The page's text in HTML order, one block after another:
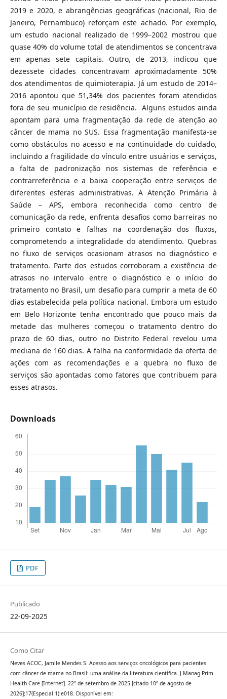
2019 e 2020, e abrangências geográficas (nacional, Rio de
Janeiro, Pernambuco) reforçam este achado. Por exemplo,
um estudo nacional realizado de 1999–2002 mostrou que
quase 40% do volume total de atendimentos se concentrava
em apenas sete capitais. Outro, de 2013, indicou que
dezessete cidades concentravam aproximadamente 50%
dos atendimentos de quimioterapia. Já um estudo de 2014–
2016 apontou que 51,34% dos pacientes foram atendidos
fora de seu município de residência. Alguns estudos ainda
apontam para uma fragmentação da rede de atenção ao
câncer de mama no SUS. Essa fragmentação manifesta-se
como obstáculos no acesso e na continuidade do cuidado,
incluindo a fragilidade do vínculo entre usuários e serviços,
a falta de padronização nos sistemas de referência e
contrarreferência e a baixa cooperação entre serviços de
diferentes esferas administrativas. A Atenção Primária à
Saúde – APS, embora reconhecida como centro de
comunicação da rede, enfrenta desafios como barreiras no
primeiro contato e falhas na coordenação dos fluxos,
comprometendo a integralidade do atendimento. Quebras
no fluxo de serviços ocasionam atrasos no diagnóstico e
tratamento. Parte dos estudos corroboram a existência de
atrasos no intervalo entre o diagnóstico e o início do
tratamento no Brasil, um desafio para cumprir a meta de 60
dias estabelecida pela política nacional. Embora um estudo
em Belo Horizonte tenha encontrado que pouco mais da
metade das mulheres começou o tratamento dentro do
prazo de 60 dias, outro no Distrito Federal revelou uma
mediana de 160 dias. A falha na conformidade da oferta de
ações com as recomendações e a quebra no fluxo de
serviços são apontadas como fatores que contribuem para
esses atrasos.
Downloads
PDF
Publicado
22-09-2025
Como Citar
Neves ACOC, Jamile Mendes S. Acesso aos serviços oncológicos para pacientes
com câncer de mama no Brasil: uma análise da literatura científica. J Manag Prim
Health Care [Internet]. 22º de setembro de 2025 [citado 10º de agosto de
2026];17(Especial 1):e018. Disponível em: